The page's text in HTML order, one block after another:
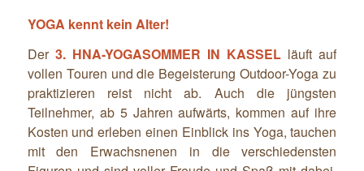
YOGA kennt kein Alter!
Der 3. HNA-YOGASOMMER IN KASSEL läuft auf
vollen Touren und die Begeisterung Outdoor-Yoga zu
praktizieren reist nicht ab. Auch die jüngsten
Teilnehmer, ab 5 Jahren aufwärts, kommen auf ihre
Kosten und erleben einen Einblick ins Yoga, tauchen
mit den Erwachsnenen in die verschiedensten